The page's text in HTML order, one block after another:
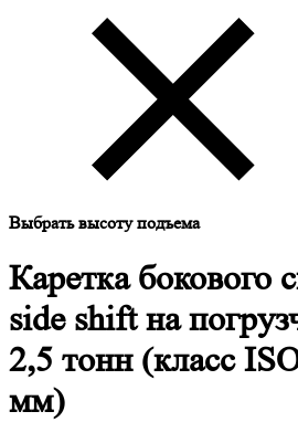
Выбрать высоту подъема
Каретка бокового
side shift на
2,5 тонн (класс
мм)